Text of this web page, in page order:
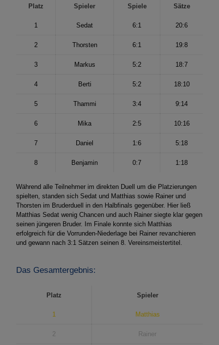
Platz Spieler Spiele Sätze
1 Sedat 6:1 20:6
2 Thorsten 6:1 19:8
3 Markus 5:2 18:7
4 Berti 5:2 18:10
5 Thammi 3:4 9:14
6 Mika 2:5 10:16
7 Daniel 1:6 5:18
8 Benjamin 0:7 1:18
Während alle Teilnehmer im direkten Duell um die Platzierungen
spielten, standen sich Sedat und Matthias sowie Rainer und
Thorsten im Bruderduell in den Halbfinals gegenüber. Hier ließ
Matthias Sedat wenig Chancen und auch Rainer siegte klar gegen
seinen jüngeren Bruder. Im Finale konnte sich Matthias
erfolgreich für die Vorrunden-Niederlage bei Rainer revanchieren
und gewann nach 3:1 Sätzen seinen 8. Vereinsmeistertitel.
Das Gesamtergebnis:
Platz Spieler
1 Matthias
2 Rainer